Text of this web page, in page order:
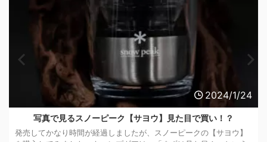
2024/1/24
写真で見るスノーピーク【サヨウ】見た目で買い！？
発売してかなり時間が経過しましたが、スノーピークの【サヨウ】